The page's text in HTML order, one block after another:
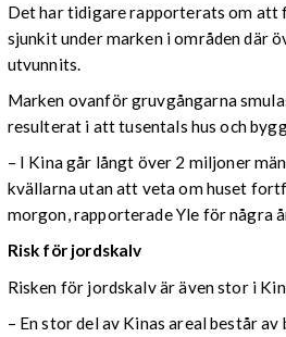
Det har tidigare rapporterats om att
sjunkit under marken i områden där
utvunnits.
Marken ovanför gruvgångarna
resulterat i att tusentals hus och
– I Kina går långt över 2 miljoner
kvällarna utan att veta om huset
morgon, rapporterade Yle för några
Risk för jordskalv
Risken för jordskalv är även stor i
– En stor del av Kinas areal består